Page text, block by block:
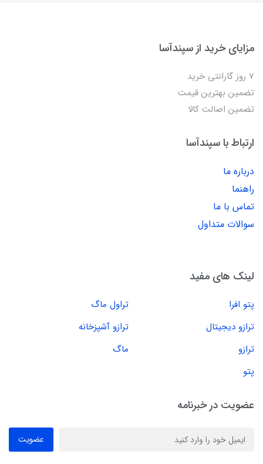
مزایای خرید از سپندآسا
7 روز گارانتی خرید
تضمین بهترین قیمت
تضمین اصالت کالا
ارتباط با سپندآسا
درباره ما
راهنما
تماس با ما
سوالات متداول
لینک های مفید
پتو افرا
تراول ماگ
ترازو دیجیتال
ترازو آشپزخانه
ترازو
ماگ
پتو
عضویت در خبرنامه
عضویت